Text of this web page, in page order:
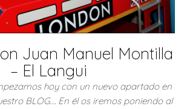
Juan Manuel Montilla
– El Langui
hoy con un nuevo apartado en
BLOG…. En él os iremos poniendo al